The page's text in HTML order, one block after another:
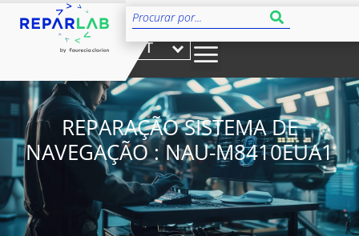
PT
REPARAÇÃO SISTEMA DE
NAVEGAÇÃO : NAU-M8410EUA1